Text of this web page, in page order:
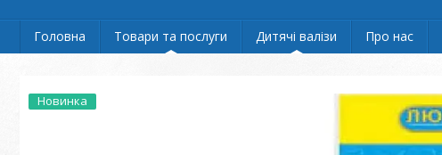
Головна Товари та послуги Дитячі валізи Про нас
Новинка